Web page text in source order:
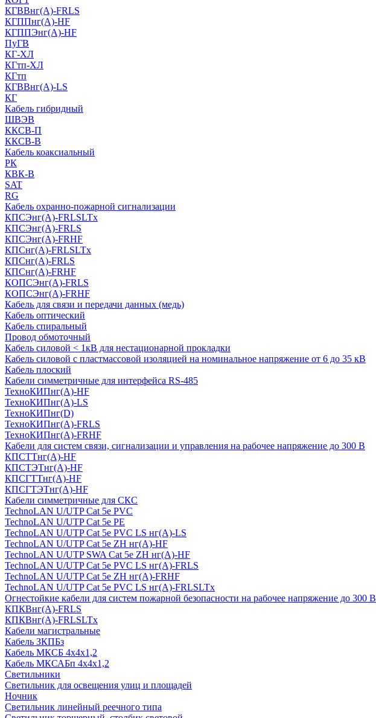
КГВВнг(А)-FRLS
КГППнг(A)-HF
КГППЭнг(A)-HF
ПуГВ
КГ-ХЛ
КГтп-ХЛ
КГтп
КГВВнг(А)-LS
КГ
Кабель гибридный
ШВЭВ
ККСВ-П
ККСВ-В
Кабель коаксиальный
РК
КВК-В
SAT
RG
Кабель охранно-пожарной сигнализации
КПСЭнг(А)-FRLSLTx
КПСЭнг(А)-FRLS
КПСЭнг(А)-FRHF
КПСнг(А)-FRLSLTx
КПСнг(А)-FRLS
КПСнг(А)-FRHF
КОПСЭнг(А)-FRLS
КОПСЭнг(А)-FRHF
Кабель для связи и передачи данных (медь)
Кабель оптический
Кабель спиральный
Провод обмоточный
Кабель силовой < 1кВ для нестационарной прокладки
Кабель силовой с пластмассовой изоляцией на номинальное напряжение от 6 до 35 кВ
Кабель плоский
Кабели симметричные для интерфейса RS-485
ТеxноКИПнг(A)-HF
ТеxноКИПнг(A)-LS
ТеxноКИПнг(D)
ТехноКИПнг(A)-FRLS
ТехноКИПнг(A)-FRHF
Кабели для систем связи, сигнализации и управления на рабочее напряжение до 300 В
КПСТТнг(A)-HF
КПСТЭТнг(A)-HF
КПСГТТнг(A)-HF
КПСГТЭТнг(A)-HF
Кабели симметричные для СКС
TechnoLAN U/UTP Cat 5e PVC
TechnoLAN U/UTP Cat 5e PE
TechnoLAN U/UTP Cat 5e PVC LS нг(A)-LS
TechnoLAN U/UTP Cat 5e ZH нг(A)-HF
TechnoLAN U/UTP SWA Cat 5e ZH нг(A)-HF
TechnoLAN U/UTP Cat 5e PVC LS нг(A)-FRLS
TechnoLAN U/UTP Cat 5e ZH нг(A)-FRHF
TechnoLAN U/UTP Cat 5e PVC LS нг(A)-FRLSLTx
Огнестойкие кабели для систем пожарной безопасности на рабочее напряжение до 300 В
КПКВнг(A)-FRLS
КПКВнг(A)-FRLSLTx
Кабели магистральные
Кабель ЗКПБз
Кабель МКСБ 4х4х1,2
Кабель МКСАБп 4х4х1,2
Светильники
Светильник для освещения улиц и площадей
Ночник
Светильник линейный реечного типа